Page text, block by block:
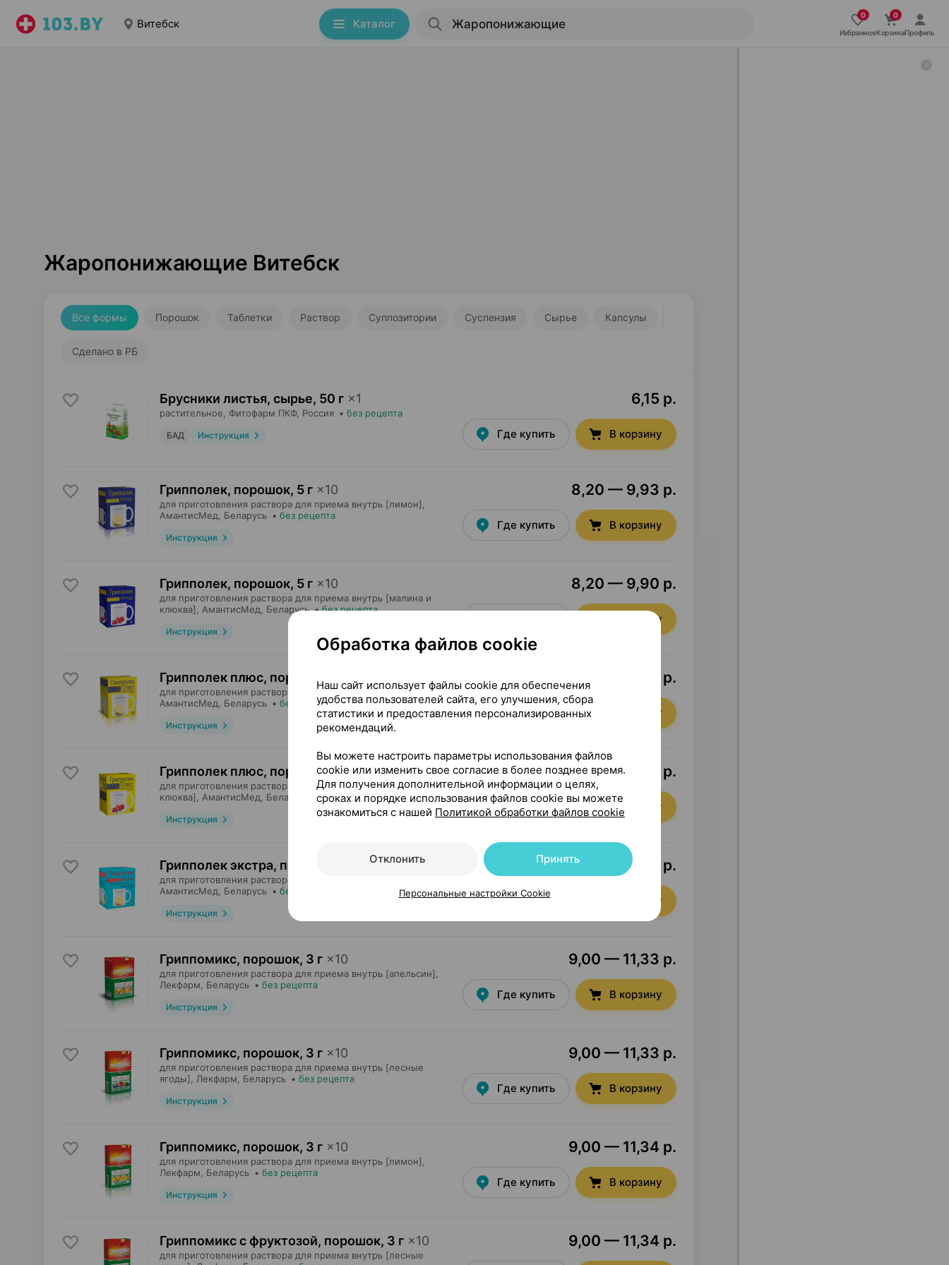
Витебск Каталог
ИзбранноеКорзинаПрофиль
Жаропонижающие Витебск
Все формы Порошок Таблетки Раствор Суппозитории Суспензия Сырье Капсулы
Сделано в РБ
Брусники листья, сырье, 50 г ×1
растительное, Фитофарм ПКФ, Россия • без рецепта
БАД Инструкция
6,15 р.
Где купить В корзину
Грипполек, порошок, 5 г ×10
для приготовления раствора для приема внутрь [лимон],
АмантисМед , Беларусь • без рецепта
Инструкция
8,20 — 9,93 р.
Где купить В корзину
Грипполек, порошок, 5 г ×10
для приготовления раствора для приема внутрь [малина и
клюква],
АмантисМед , Беларусь•без рецепта
Инструкция
8,20 — 9,90 р.
В корзину
Грипполек плюс, порошок
для приготовления раствора для приема внутрь [лимон],
АмантисМед , Беларусь • без рецепта
Инструкция
8,50 — 9,93 р.
Где купить В корзину
Грипполек плюс, порошок,5 г ×10
для приготовления раствора для приема внутрь [малина и
клюква],
АмантисМед , Беларусь •без рецепта
Инструкция
7,48 — 9,92 р.
Где купить В корзину
Грипполек экстра, порошок ×10
для приготовления раствора для приема внутрь [лимон],
АмантисМед , Беларусь • без рецепта
Инструкция
8,50 — 10,54 р.
Где купить В корзину
Гриппомикс, порошок, 3 г ×10
для приготовления раствора для приема внутрь [апельсин],
Лекфарм , Беларусь • без рецепта
Инструкция
9,00 — 11,33 р.
Где купить В корзину
Гриппомикс, порошок, 3 г ×10
для приготовления раствора для приема внутрь [лесные
ягоды],
Лекфарм , Беларусь • без рецепта
Инструкция
9,00 — 11,33 р.
Где купить В корзину
Гриппомикс, порошок, 3 г ×10
для приготовления раствора для приема внутрь [лимон],
Лекфарм , Беларусь • без рецепта
Инструкция
9,00 — 11,34 р.
Где купить В корзину
Гриппомикс с фруктозой, порошок, 3 г ×10
для приготовления раствора для приема внутрь [лесные
9,00 — 11,34 р.
Обработка файлов cookie
Наш сайт использует файлы cookie для обеспечения
удобства пользователей сайта, его улучшения, сбора
статистики и предоставления персонализированных
рекомендаций.
Вы можете настроить параметры использования файлов
cookie или изменить свое согласие в более позднее время.
Для получения дополнительной информации о целях,
сроках и порядке использования файлов cookie вы можете
ознакомиться с нашей Политикой обработки файлов cookie
Отклонить Принять
Персональные настройки Cookie